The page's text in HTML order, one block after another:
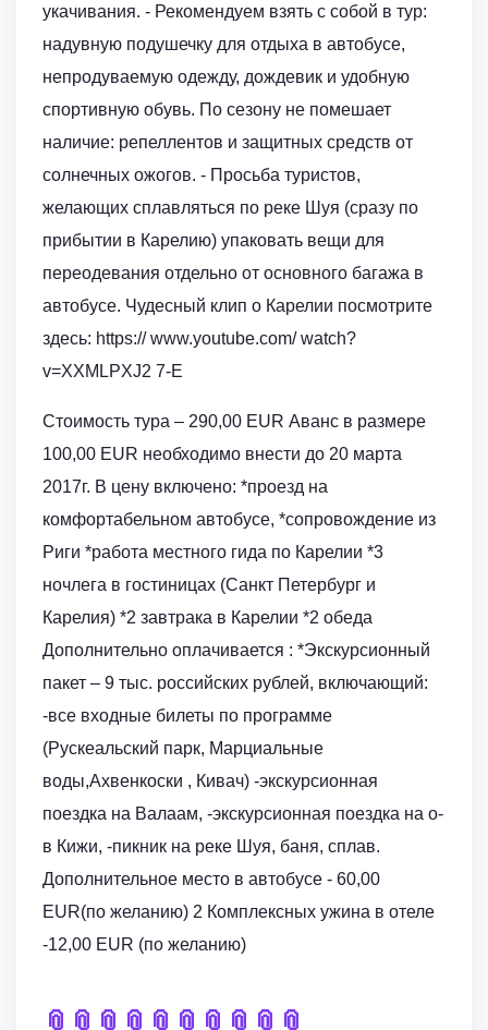
укачивания. - Рекомендуем взять с собой в тур:
надувную подушечку для отдыха в автобусе,
непродуваемую одежду, дождевик и удобную
спортивную обувь. По сезону не помешает
наличие: репеллентов и защитных средств от
солнечных ожогов. - Просьба туристов,
желающих сплавляться по реке Шуя (сразу по
прибытии в Карелию) упаковать вещи для
переодевания отдельно от основного багажа в
автобусе. Чудесный клип о Карелии посмотрите
здесь: https:// www.youtube.com/ watch?
v=XXMLPXJ2 7-E
Стоимость тура – 290,00 EUR Аванс в размере
100,00 EUR необходимо внести до 20 марта
2017г. В цену включено: *проезд на
комфортабельном автобусе, *сопровождение из
Риги *работа местного гида по Карелии *3
ночлега в гостиницах (Санкт Петербург и
Карелия) *2 завтрака в Карелии *2 обеда
Дополнительно оплачивается : *Экскурсионный
пакет – 9 тыс. российских рублей, включающий:
-все входные билеты по программе
(Рускеальский парк, Марциальные
воды,Ахвенкоски , Кивач) -экскурсионная
поездка на Валаам, -экскурсионная поездка на о-
в Кижи, -пикник на реке Шуя, баня, сплав.
Дополнительное место в автобусе - 60,00
EUR(по желанию) 2 Комплексных ужина в отеле
-12,00 EUR (по желанию)
📎 📎 📎 📎 📎 📎 📎 📎 📎 📎